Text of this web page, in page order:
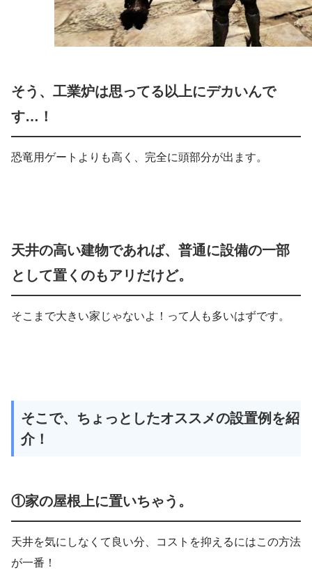
そう、工業炉は思ってる以上にデカいんで
す…！
恐竜用ゲートよりも高く、完全に頭部分が出ます。
天井の高い建物であれば、普通に設備の一部
として置くのもアリだけど。
そこまで大きい家じゃないよ！って人も多いはずです。
そこで、ちょっとしたオススメの設置例を紹
介！
①家の屋根上に置いちゃう。
天井を気にしなくて良い分、コストを抑えるにはこの方法
が一番！